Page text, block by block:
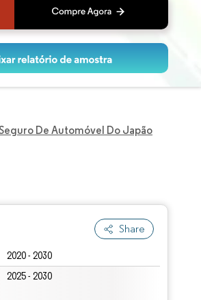
De Automóvel Do Japão
Share
2020 - 2030
2025 - 2030